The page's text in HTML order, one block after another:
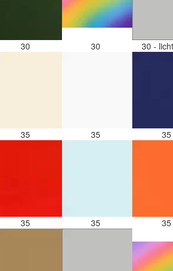
30 30 30 -
35 35 35
35 35 35